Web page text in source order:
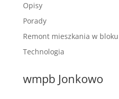
Opisy
Porady
Remont mieszkania w
Technologia
wmpb Jonkowo